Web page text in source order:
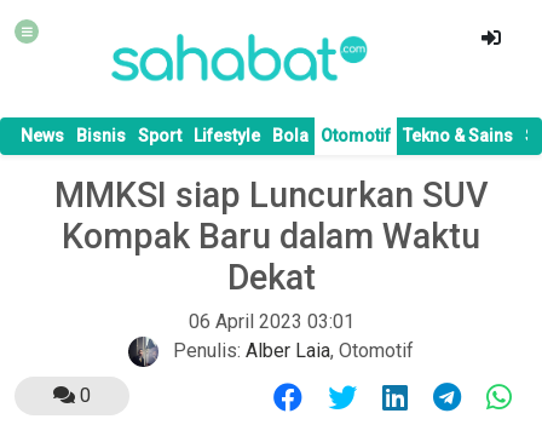
News Bisnis Sport Lifestyle Bola Otomotif Tekno & Sains
MMKSI siap Luncurkan SUV
Kompak Baru dalam Waktu
Dekat
06 April 2023 03:01
Penulis: Alber Laia, Otomotif
0